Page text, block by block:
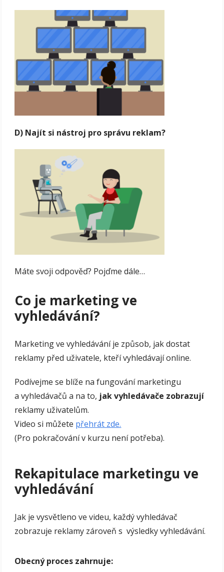
D) Najít si nástroj pro správu reklam?
Máte svoji odpověď? Pojďme dále…
Co je marketing ve
vyhledávání?
Marketing ve vyhledávání je způsob, jak dostat
reklamy před uživatele, kteří vyhledávají online.
Podívejme se blíže na fungování marketingu
a vyhledávačů a na to, jak vyhledávače zobrazují
reklamy uživatelům.
Video si můžete přehrát zde.
(Pro pokračování v kurzu není potřeba).
Rekapitulace marketingu ve
vyhledávání
Jak je vysvětleno ve videu, každý vyhledávač
zobrazuje reklamy zároveň s výsledky vyhledávání.
Obecný proces zahrnuje: